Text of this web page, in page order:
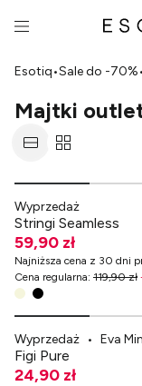
Esotiq•Sale do -70%•
Majtki
Wyprzedaż
Stringi Seamless
59,90 zł
Najniższa cena z 30 dni
Cena regularna: 119,90 zł
-70% przy zakupach za
Wyprzedaż • Eva
Figi Pure
24,90 zł